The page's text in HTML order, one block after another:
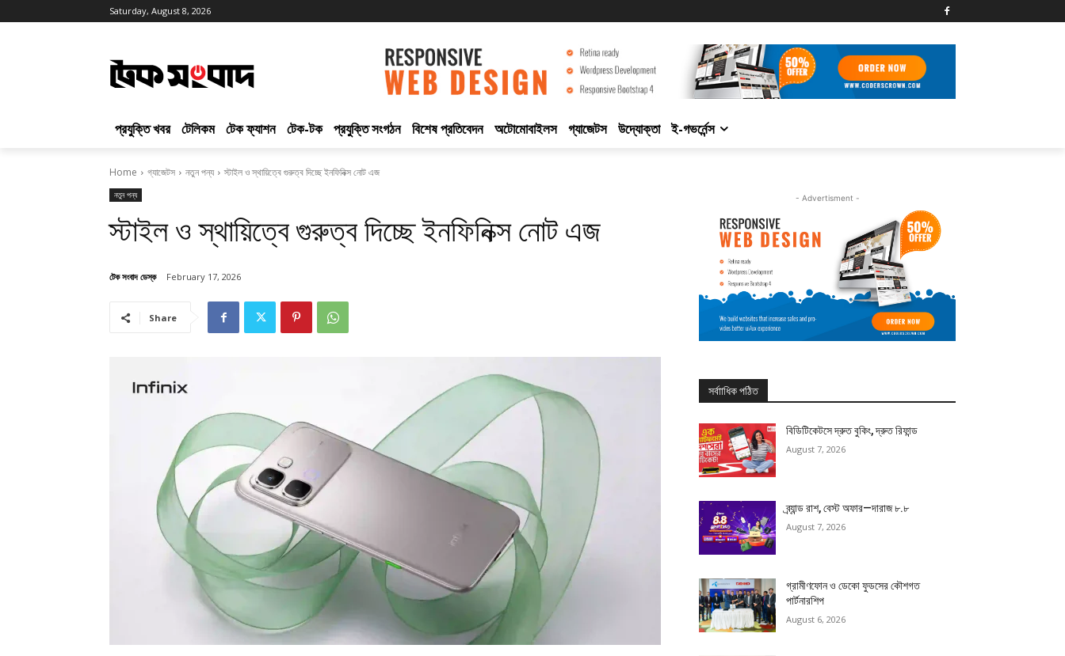
Saturday, August 8, 2026
প্রযুক্তি খবর টেলিকম টেক ফ্যাশন টেক-টক প্রযুক্তি সংগঠন বিশেষ প্রতিবেদন অটোমোবাইলস গ্যাজেটস উদ্যোক্তা ই-গভর্নেন্স
Home গ্যাজেটস নতুন পন্য স্টাইল ও স্থায়িত্বে গুরুত্ব দিচ্ছে ইনফিনিক্স নোট এজ
নতুন পন্য
স্টাইল ও স্থায়িত্বে গুরুত্ব দিচ্ছে ইনফিনিক্স নোট এজ
টেক সংবাদ ডেস্ক February 17, 2026
Share
- Advertisment -
সর্বাাধিক পঠিত
বিডিটিকেটসে দ্রুত বুকিং, দ্রুত রিফান্ড
August 7, 2026
ব্র্যান্ড রাশ, বেস্ট অফার—দারাজ ৮.৮
August 7, 2026
গ্রামীণফোন ও ডেকো ফুডসের কৌশগত
পার্টনারশিপ
August 6, 2026